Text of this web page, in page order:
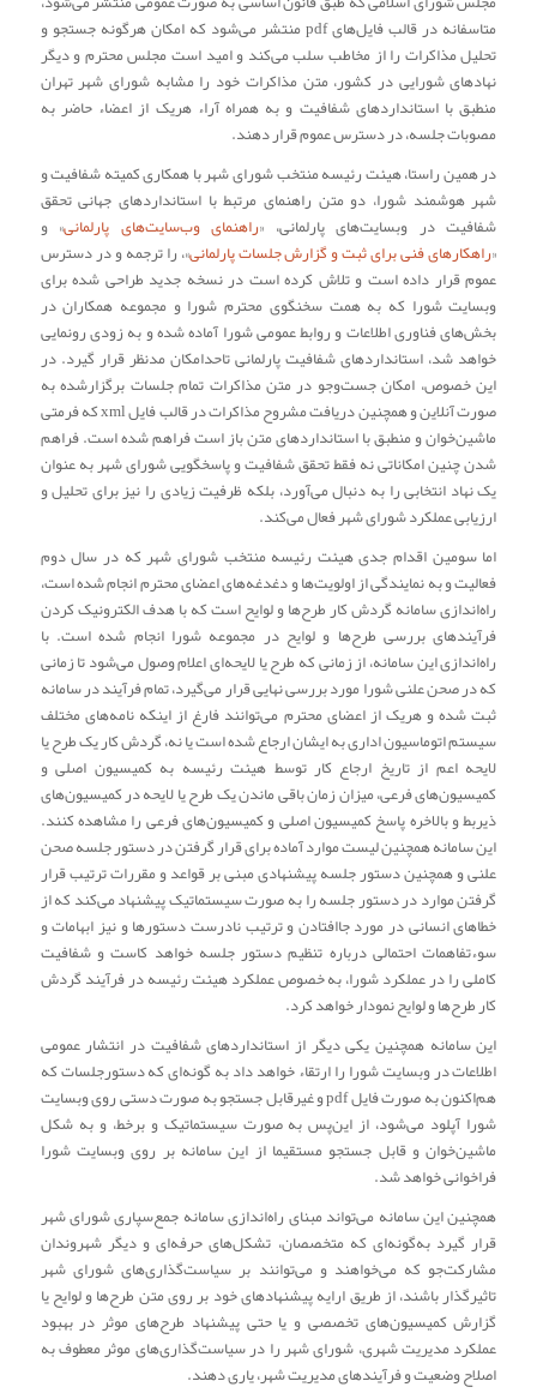
متاسفانه در قالب فایل‌های pdf منتشر می‌شود که امکان هرگونه جستجو و
تحلیل مذاکرات را از مخاطب سلب می‌کند و امید است مجلس محترم و دیگر
نهادهای شورایی در کشور، متن مذاکرات خود را مشابه شورای شهر تهران
منطبق با استانداردهای شفافیت و به همراه آراء هریک از اعضاء حاضر به
مصوبات جلسه، در دسترس عموم قرار دهند.
در همین راستا، هیئت رئیسه منتخب شورای شهر با همکاری کمیته شفافیت و
شهر هوشمند شورا، دو متن راهنمای مرتبط با استانداردهای جهانی تحقق
شفافیت در وبسایت‌های پارلمانی، «راهنمای وب‌سایت‌های پارلمانی» و
«راهکارهای فنی برای ثبت و گزارش جلسات پارلمانی»، را ترجمه و در دسترس
عموم قرار داده است و تلاش کرده است در نسخه جدید طراحی شده برای
وبسایت شورا که به همت سخنگوی محترم شورا و مجموعه همکاران در
بخش‌های فناوری اطلاعات و روابط عمومی شورا آماده شده و به زودی رونمایی
خواهد شد، استانداردهای شفافیت پارلمانی تاحدامکان مدنظر قرار گیرد. در
این خصوص، امکان جست‌وجو در متن مذاکرات تمام جلسات برگزارشده به
صورت آنلاین و همچنین دریافت مشروح مذاکرات در قالب فایل xml که فرمتی
ماشین‌خوان و منطبق با استانداردهای متن باز است فراهم شده است. فراهم
شدن چنین امکاناتی نه فقط تحقق شفافیت و پاسخگویی شورای شهر به عنوان
یک نهاد انتخابی را به دنبال می‌آورد، بلکه ظرفیت زیادی را نیز برای تحلیل و
ارزیابی عملکرد شورای شهر فعال می‌کند.
اما سومین اقدام جدی هیئت رئیسه منتخب شورای شهر که در سال دوم
فعالیت و به نمایندگی از اولویت‌ها و دغدغه‌های اعضای محترم انجام شده است،
راه‌اندازی سامانه گردش کار طرح‌ها و لوایح است که با هدف الکترونیک کردن
فرآیندهای بررسی طرح‌ها و لوایح در مجموعه شورا انجام شده است. با
راه‌اندازی این سامانه، از زمانی که طرح یا لایحه‌ای اعلام وصول می‌شود تا زمانی
که در صحن علنی شورا مورد بررسی نهایی قرار می‌گیرد، تمام فرآیند در سامانه
ثبت شده و هریک از اعضای محترم می‌توانند فارغ از اینکه نامه‌های مختلف
سیستم اتوماسیون اداری به ایشان ارجاع شده است یا نه، گردش کار یک طرح یا
لایحه اعم از تاریخ ارجاع کار توسط هیئت رئیسه به کمیسیون اصلی و
کمیسیون‌های فرعی، میزان زمان باقی ماندن یک طرح یا لایحه در کمیسیون‌های
ذیربط و بالاخره پاسخ کمیسیون اصلی و کمیسیون‌های فرعی را مشاهده کنند.
این سامانه همچنین لیست موارد آماده برای قرار گرفتن در دستور جلسه صحن
علنی و همچنین دستور جلسه پیشنهادی مبنی بر قواعد و مقررات ترتیب قرار
گرفتن موارد در دستور جلسه را به صورت سیستماتیک پیشنهاد می‌کند که از
خطاهای انسانی در مورد جاافتادن و ترتیب نادرست دستورها و نیز ابهامات و
سوءتفاهمات احتمالی درباره تنظیم دستور جلسه خواهد کاست و شفافیت
کاملی را در عملکرد شورا، به خصوص عملکرد هیئت رئیسه در فرآیند گردش
کار طرح‌ها و لوایح نمودار خواهد کرد.
این سامانه همچنین یکی دیگر از استانداردهای شفافیت در انتشار عمومی
اطلاعات در وبسایت شورا را ارتقاء خواهد داد به گونه‌ای که دستورجلسات که
هم‌اکنون به صورت فایل pdf و غیرقابل جستجو به صورت دستی روی وبسایت
شورا آپلود می‌شود، از این‌پس به صورت سیستماتیک و برخط، و به شکل
ماشین‌خوان و قابل جستجو مستقیما از این سامانه بر روی وبسایت شورا
فراخوانی خواهد شد.
همچنین این سامانه می‌تواند مبنای راه‌اندازی سامانه جمع‌سپاری شورای شهر
قرار گیرد به‌گونه‌ای که متخصصان، تشکل‌های حرفه‌ای و دیگر شهروندان
مشارکت‌جو که می‌خواهند و می‌توانند بر سیاست‌گذاری‌های شورای شهر
تاثیرگذار باشند، از طریق ارایه پیشنهادهای خود بر روی متن طرح‌ها و لوایح یا
گزارش کمیسیون‌های تخصصی و یا حتی پیشنهاد طرح‌های موثر در بهبود
عملکرد مدیریت شهری، شورای شهر را در سیاست‌گذاری‌های موثر معطوف به
اصلاح وضعیت و فرآیندهای مدیریت شهر، یاری دهند.